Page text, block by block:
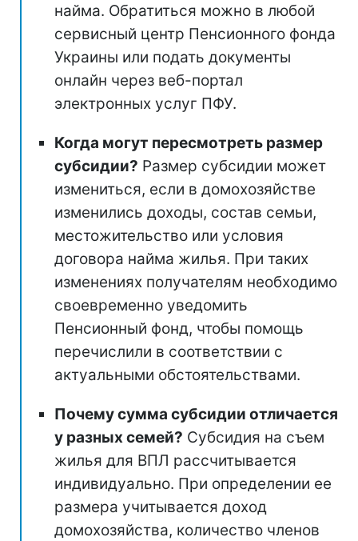
найма. Обратиться можно в любой
сервисный центр Пенсионного фонда
Украины или подать документы
онлайн через веб-портал
электронных услуг ПФУ.
Когда могут пересмотреть размер
субсидии? Размер субсидии может
измениться, если в домохозяйстве
изменились доходы, состав семьи,
местожительство или условия
договора найма жилья. При таких
изменениях получателям необходимо
своевременно уведомить
Пенсионный фонд, чтобы помощь
перечислили в соответствии с
актуальными обстоятельствами.
Почему сумма субсидии отличается
у разных семей? Субсидия на съем
жилья для ВПЛ рассчитывается
индивидуально. При определении ее
размера учитывается доход
домохозяйства, количество членов